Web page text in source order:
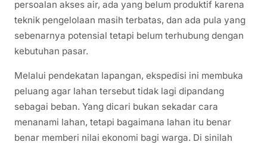
persoalan akses air, ada yang belum produktif karena
teknik pengelolaan masih terbatas, dan ada pula yang
sebenarnya potensial tetapi belum terhubung dengan
kebutuhan pasar.
Melalui pendekatan lapangan, ekspedisi ini membuka
peluang agar lahan tersebut tidak lagi dipandang
sebagai beban. Yang dicari bukan sekadar cara
menanami lahan, tetapi bagaimana lahan itu benar
benar memberi nilai ekonomi bagi warga. Di sinilah